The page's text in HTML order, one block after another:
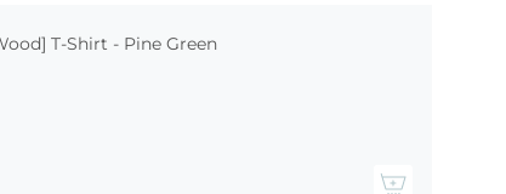
T-Shirt - Pine Green